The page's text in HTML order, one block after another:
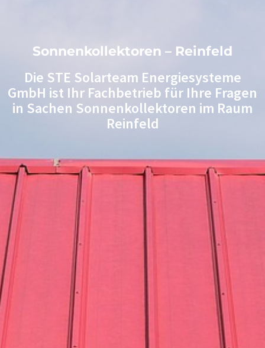
Sonnenkollektoren – Reinfeld
Die STE Solarteam Energiesysteme
GmbH ist Ihr Fachbetrieb für Ihre Fragen
in Sachen Sonnenkollektoren im Raum
Reinfeld